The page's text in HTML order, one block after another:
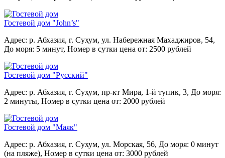
Гостевой дом "John’s"
Адрес: р. Абхазия, г. Сухум, ул. Набережная Махаджиров, 54,
До моря: 5 минут, Номер в сутки цена от: 2500 рублей
Гостевой дом "Русский"
Адрес: р. Абхазия, г. Сухум, пр-кт Мира, 1-й тупик, 3, До моря:
2 минуты, Номер в сутки цена от: 2000 рублей
Гостевой дом "Маяк"
Адрес: р. Абхазия, г. Сухум, ул. Морская, 56, До моря: 0 минут
(на пляже), Номер в сутки цена от: 3000 рублей